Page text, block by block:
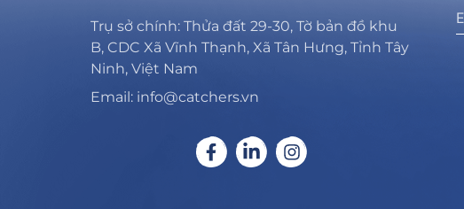
Trụ sở chính: Thửa đất 29-30, Tờ bản đồ khu
B, CDC Xã Vĩnh Thạnh, Xã Tân Hưng, Tỉnh Tây
Ninh, Việt Nam
Email: info@catchers.vn